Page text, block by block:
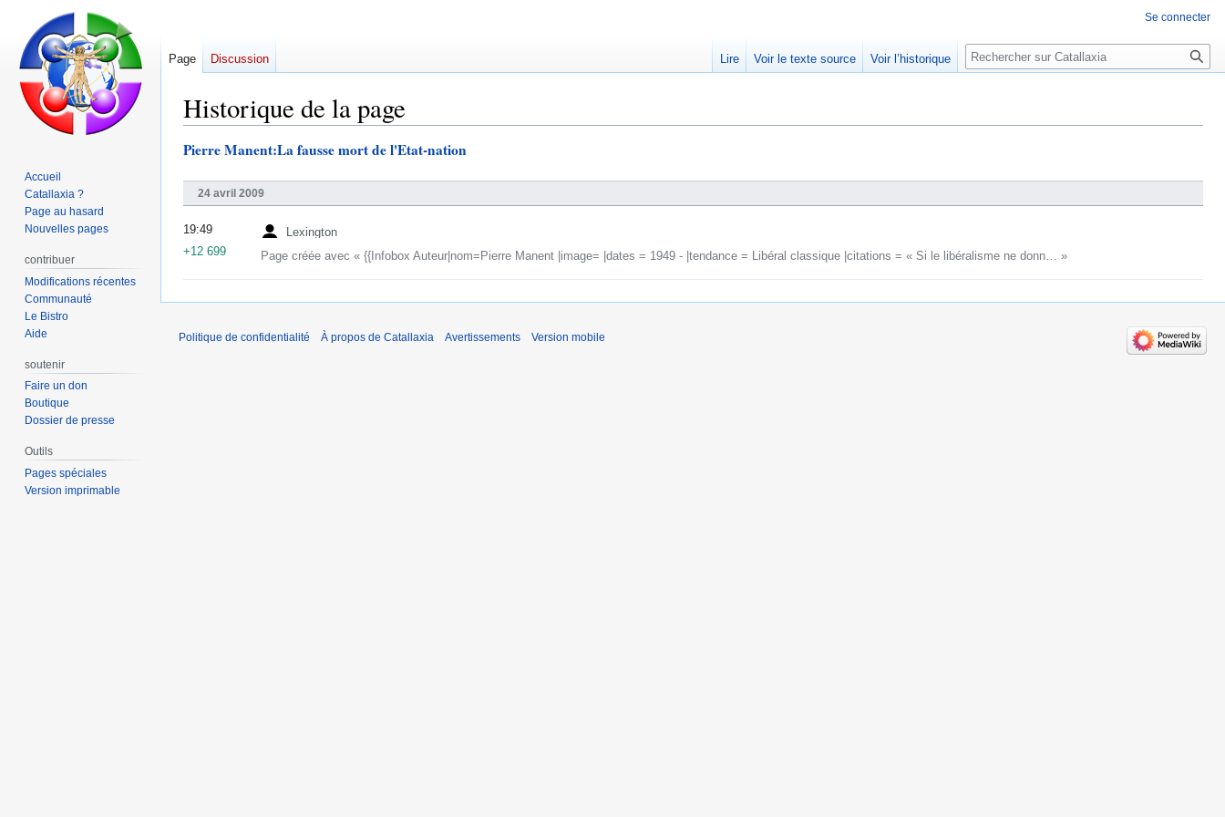
Historique de la page
Aller
navigation
Aller
recherche
Pierre Manent:La fausse mort de l'Etat-nation
24 avril 2009
Lexington
Page créée avec « {{Infobox Auteur|nom=Pierre Manent |image= |dates = 1949 - |tendance = Libéral classique |citations = « Si le libéralisme ne donn… »
19:49
+12 699
Se connecter
Page Discussion Lire Voir le texte source Voir l’historique Rechercher
Accueil
Catallaxia ?
Page au hasard
Nouvelles pages
contribuer
Modifications récentes
Communauté
Le Bistro
Aide
soutenir
Faire un don
Boutique
Dossier de presse
Outils
Pages spéciales
Version imprimable
Politique de confidentialité À propos de Catallaxia Avertissements Version mobile